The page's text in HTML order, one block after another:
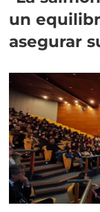
un
asegurar